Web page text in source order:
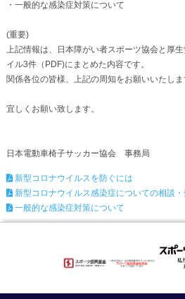
・一般的な感染症対策について
(重要)
上記情報は、日本障がい者スポーツ協会と厚
イル3件（PDF)にまとめた内容です。
関係各位の皆様、上記の周知をお願いいたしま
宜しくお願い致します。
日本電動車椅子サッカー協会 事務局
新型コロナウイルスを防ぐには
新型コロナウイルス感染症についての相談
一般的な感染症対策について